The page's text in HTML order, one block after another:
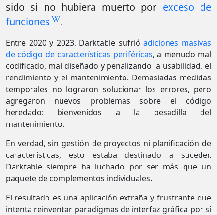
sido si no hubiera muerto por exceso de
funciones
.
Entre 2020 y 2023, Darktable sufrióadiciones masivas
de código de características periféricas, a menudo mal
codificado, mal diseñado y penalizando la usabilidad, el
rendimiento y el mantenimiento. Demasiadas medidas
temporales no lograron solucionar los errores, pero
agregaron nuevos problemas sobre el código
heredado: bienvenidos a la pesadilla del
mantenimiento.
En verdad, sin gestión de proyectos ni planificación de
características, esto estaba destinado a suceder.
Darktable siempre ha luchado por ser más que un
paquete de complementos individuales.
El resultado es una aplicación extraña y frustrante que
intenta reinventar paradigmas de interfaz gráfica por sí